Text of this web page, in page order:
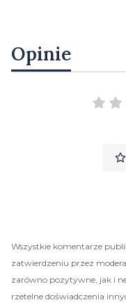
Opinie
Wszystkie komentarze
zatwierdzeniu przez
zarówno pozytywne, jak i
rzetelne doświadczenia